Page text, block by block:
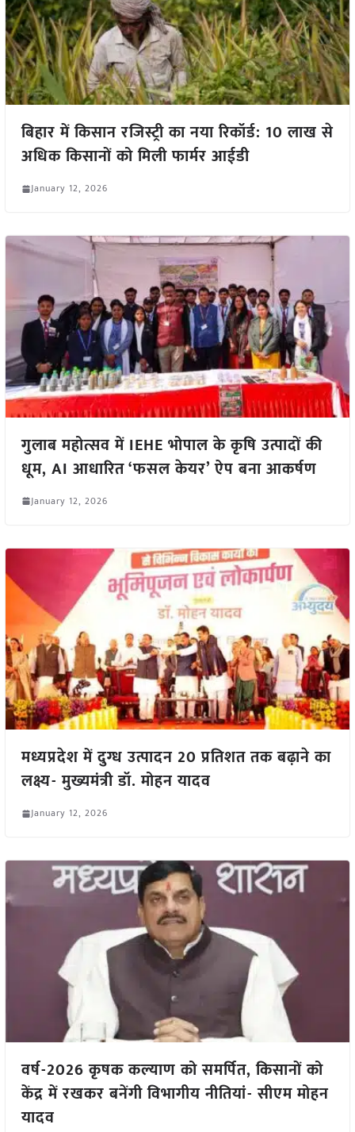
बिहार में किसान रजिस्ट्री का नया रिकॉर्ड: 10 लाख से
अधिक किसानों को मिली फार्मर आईडी
January 12, 2026
गुलाब महोत्सव में IEHE भोपाल के कृषि उत्पादों की
धूम, AI आधारित ‘फसल केयर’ ऐप बना आकर्षण
January 12, 2026
मध्यप्रदेश में दुग्ध उत्पादन 20 प्रतिशत तक बढ़ाने का
लक्ष्य- मुख्यमंत्री डॉ. मोहन यादव
January 12, 2026
वर्ष-2026 कृषक कल्याण को समर्पित, किसानों को
केंद्र में रखकर बनेंगी विभागीय नीतियां- सीएम मोहन
यादव